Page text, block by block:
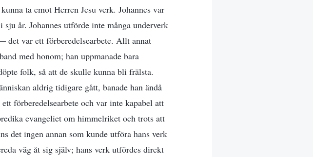
ta emot Herren Jesu verk. Johannes var
år. Johannes utförde inte många underverk
det var ett förberedelsearbete. Allt annat
med honom; han uppmanade bara
folk, så att de skulle kunna bli frälsta.
aldrig tidigare gått, banade han ändå
förberedelsearbete och var inte kapabel att
evangeliet om himmelriket och trots att
det ingen annan som kunde utföra hans verk
väg åt sig själv; hans verk utfördes direkt